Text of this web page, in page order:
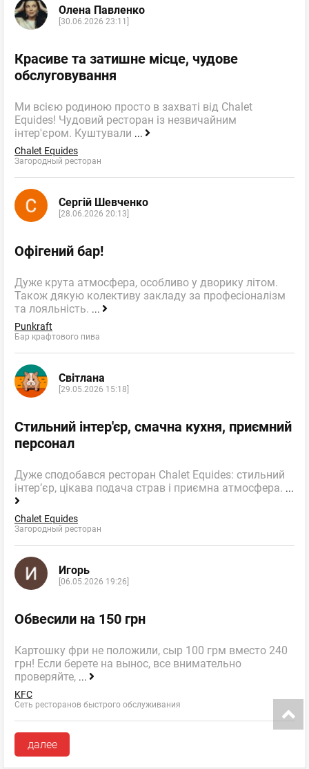
Олена Павленко
[30.06.2026 23:11]
Красиве та затишне місце, чудове
обслуговування
Ми всією родиною просто в захваті від Chalet
Equides! Чудовий ресторан із незвичайним
інтер'єром. Куштували ...
Chalet Equides
Загородный ресторан
Сергій Шевченко
[28.06.2026 20:13]
Офігений бар!
Дуже крута атмосфера, особливо у дворику літом.
Також дякую колективу закладу за професіоналізм
та лояльність. ...
Punkraft
Бар крафтового пива
Світлана
[29.05.2026 15:18]
Стильний інтер'єр, смачна кухня, приємний
персонал
Дуже сподобався ресторан Chalet Equides: стильний
інтер’єр, цікава подача страв і приємна атмосфера. ...
Chalet Equides
Загородный ресторан
Игорь
[06.05.2026 19:26]
Обвесили на 150 грн
Картошку фри не положили, сыр 100 грм вместо 240
грн! Если берете на вынос, все внимательно
проверяйте, ...
KFC
Сеть ресторанов быстрого обслуживания
далее